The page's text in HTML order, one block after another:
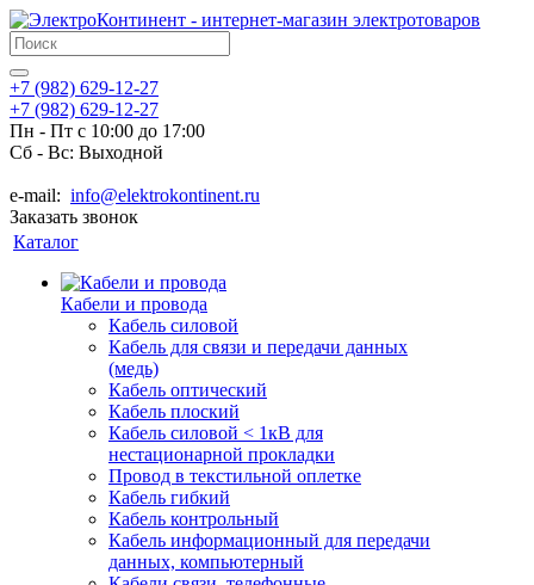
+7 (982) 629-12-27
+7 (982) 629-12-27
Пн - Пт с 10:00 до 17:00
Сб - Вс: Выходной
e-mail: info@elektrokontinent.ru
Заказать звонок
Каталог
Кабели и провода
Кабель силовой
Кабель для связи и передачи данных
(медь)
Кабель оптический
Кабель плоский
Кабель силовой < 1кВ для
нестационарной прокладки
Провод в текстильной оплетке
Кабель гибкий
Кабель контрольный
Кабель информационный для передачи
данных, компьютерный